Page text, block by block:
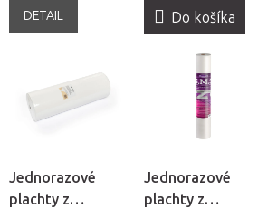
DETAIL
Do košíka
Jednorazové
plachty z
Jednorazové
plachty z